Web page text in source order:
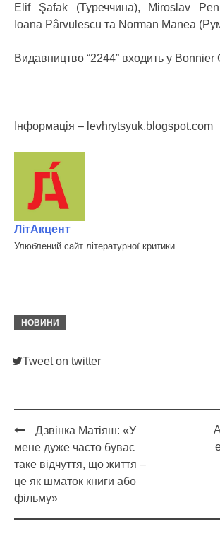
Elif Şafak (Туреччина), Miroslav
Ioana Pârvulescu та Norman Manea
Видавництво “2244” входить у Bonnier
Інформація – levhrytsyuk.blogspot.com
ЛітАкцент
Улюблений сайт літературної критики
НОВИНИ
Tweet on twitter
Post
navigation
Дзвінка Матіяш: «У
мене дуже часто буває
таке відчуття, що життя –
це як шматок книги або
фільму»